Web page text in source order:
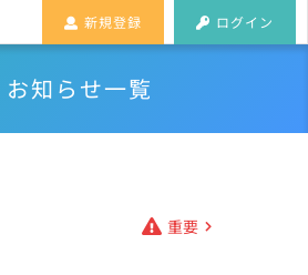
新規登録 ログイン
お知らせ一覧
重要